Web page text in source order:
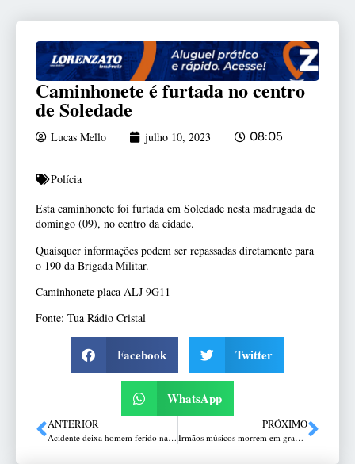
Caminhonete é furtada no centro
de Soledade
Lucas Mello julho 10, 2023 08:05
Polícia
Esta caminhonete foi furtada em Soledade nesta madrugada de
domingo (09), no centro da cidade.
Quaisquer informações podem ser repassadas diretamente para
o 190 da Brigada Militar.
Caminhonete placa ALJ 9G11
Fonte: Tua Rádio Cristal
Facebook Twitter
WhatsApp
ANTERIOR
Acidente deixa homem ferido na ERS-324
PRÓXIMO
Irmãos músicos morrem em grave acidente no Vale do Caí